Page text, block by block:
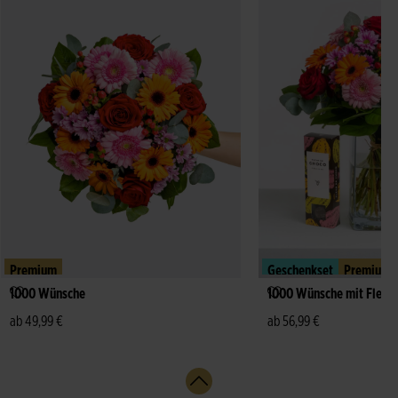
Premium
1000 Wünsche
ab 49,99 €
Geschenkset
Premium
1000 Wünsche mit Fleur
ab 56,99 €